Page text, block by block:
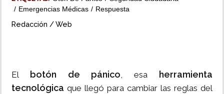
Emergencias Médicas
Respuesta
Redacción / Web
El botón de pánico, esa
herramienta
tecnológica que llegó para cambiar las reglas del